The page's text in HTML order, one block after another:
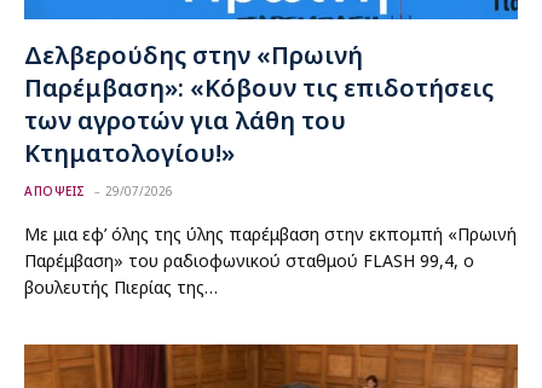
Δελβερούδης στην «Πρωινή
Παρέμβαση»: «Κόβουν τις επιδοτήσεις
των αγροτών για λάθη του
Κτηματολογίου!»
ΑΠΟΨΕΙΣ 29/07/2026
Με μια εφ’ όλης της ύλης παρέμβαση στην εκπομπή «Πρωινή
Παρέμβαση» του ραδιοφωνικού σταθμού FLASH 99,4, ο
βουλευτής Πιερίας της…